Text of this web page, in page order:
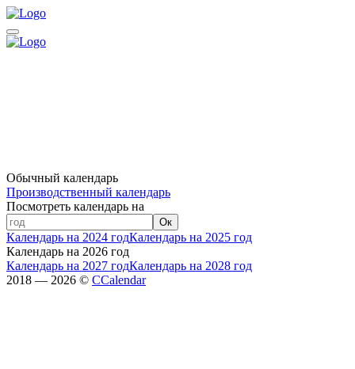
Обычный календарь
Производственный календарь
Посмотреть календарь на
Ок
Календарь на 2024 годКалендарь на 2025 год
Календарь на 2026 год
Календарь на 2027 годКалендарь на 2028 год
2018 — 2026 © CCalendar